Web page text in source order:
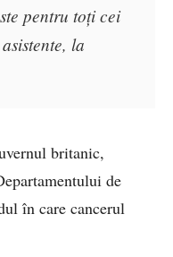
pentru toți cei
la
britanic,
de
în care cancerul